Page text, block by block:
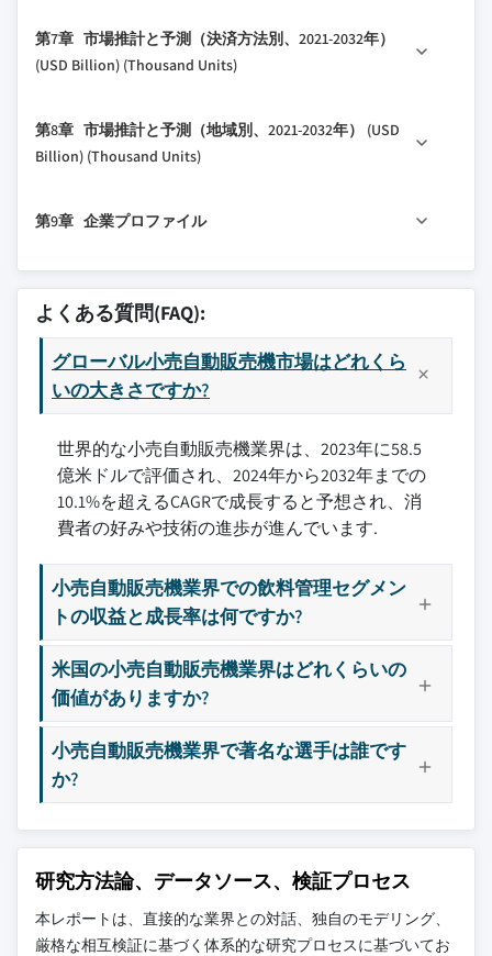
3.4 技術概要
3.5 主要ニュースとイニシアチブ
3.7 技術概要
3.8 影響要因
3.8.1.1 非接触決済オプションへの需要増
3.8.1.2 外出先でのスナック需要の高まり
3.8.1.3 自動販売機機能の技術的進歩
3.8.2 業界の課題と障害
3.8.2.1 消費者購買における価格感度
3.8.2.2 従来の小売店との競争
3.9 成長ポテンシャル分析
3.10 ポーター分析
3.11 PESTEL分析
5.5 タバコ
5.8 チケット
6.2 商業施設
6.3 オフィス
6.5 その他
第7章 市場推計と予測（決済方法別、2021-2032年）
(USD Billion) (Thousand Units)
7.2 現金
7.3 キャッシュレス
第8章 市場推計と予測（地域別、2021-2032年） (USD
Billion) (Thousand Units)
8.2 北米
8.2.2 カナダ
8.3 欧州
8.3.1 英国
8.3.2 ドイツ
8.3.3 フランス
8.3.4 イタリア
8.3.5 スペイン
8.4 アジア太平洋
8.4.1 中国
8.4.2 日本
8.4.3 インド
8.4.4 韓国
8.4.5 オーストラリア
8.4.6 マレーシア
8.4.7 インドネシア
8.5 ラテンアメリカ
8.6 中東・アフリカ
8.6.1 アラブ首長国連邦
8.6.2 サウジアラビア
8.6.3 南アフリカ
第9章 企業プロファイル
9.1 アズコイエン・グループ
9.3 カンタロープ・システムズ
9.4 コンチネンタル・ベンディング社
9.5 クレーン・マーチャンダイジング・システム
ズ
9.6 ファスト・ベンディング・マシーンズ LLC
9.7 富士電機株式会社
9.8 グローリー株式会社
9.9 オラセスタ S.p.A.
9.10 R.S. ヒューズ
9.11 ロイヤル・ベンダーズ社
9.12 サンデンホールディングス
9.13 シーガ・マニュファクチャリング社
9.14 セルマット S.r.l.
9.15 ウェストマティック・ベンディング・サー
ビス社
主要な競合他社が見当たりませんか？
れたものであり、競合全体を網羅するもので
はありません。
よくある質問(FAQ):
グローバル小売自動販売機市場はどれくら
いの大きさですか?
世界的な小売自動販売機業界は、2023年に58.5
億米ドルで評価され、2024年から2032年までの
10.1%を超えるCAGRで成長すると予想され、消
費者の好みや技術の進歩が進んでいます.
小売自動販売機業界での飲料管理セグメン
トの収益と成長率は何ですか?
米国の小売自動販売機業界はどれくらいの
価値がありますか?
小売自動販売機業界で著名な選手は誰です
か?
研究方法論、データソース、検証プロセス
本レポートは、直接的な業界との対話、独自のモデリング、
厳格な相互検証に基づく体系的な研究プロセスに基づいてお